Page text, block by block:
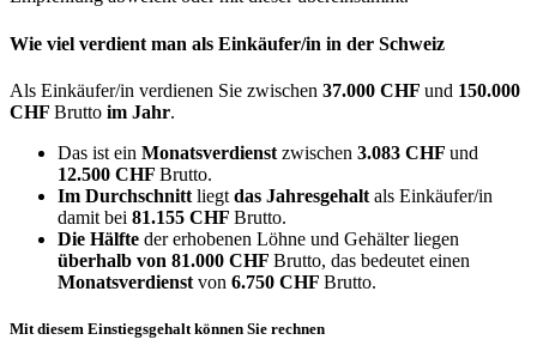
Wie viel verdient man als Einkäufer/in in der Schweiz
Als Einkäufer/in verdienen Sie zwischen 37.000 CHF und 150.000
CHF Brutto im Jahr.
Das ist ein Monatsverdienst zwischen 3.083 CHF und
12.500 CHF Brutto.
Im Durchschnitt liegt das Jahresgehalt als Einkäufer/in
damit bei 81.155 CHF Brutto.
Die Hälfte der erhobenen Löhne und Gehälter liegen
überhalb von 81.000 CHF Brutto, das bedeutet einen
Monatsverdienst von 6.750 CHF Brutto.
Mit diesem Einstiegsgehalt können Sie rechnen